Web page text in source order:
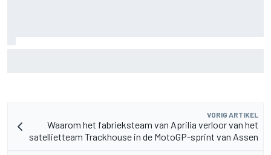
VORIG ARTIKEL
Waarom het fabrieksteam van Aprilia verloor van het
satellietteam Trackhouse in de MotoGP-sprint van Assen